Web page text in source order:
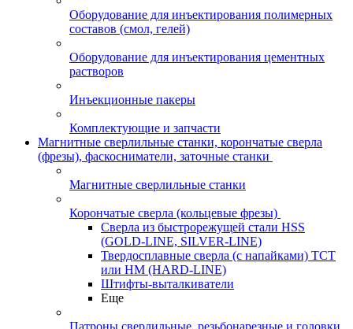
Оборудование для инъектирования полимерных
составов (смол, гелей)
Оборудование для инъектирования цементных
растворов
Инъекционные пакеры
Комплектующие и запчасти
Магнитные сверлильные станки, корончатые сверла
(фрезы), фаскосниматели, заточные станки
Магнитные сверлильные станки
Корончатые сверла (кольцевые фрезы)
Сверла из быстрорежущей стали HSS
(GOLD-LINE, SILVER-LINE)
Твердосплавные сверла (с напайками) ТСТ
или HM (HARD-LINE)
Штифты-выталкиватели
Еще
Патроны сверлильные, резьбонарезные и головки